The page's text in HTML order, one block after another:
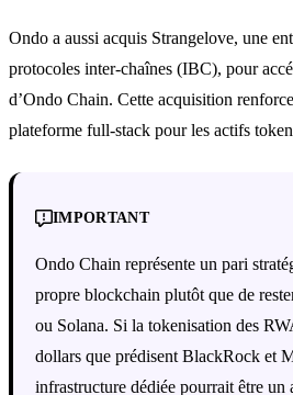
Ondo a aussi acquis Strangelove, une
protocoles inter-chaînes (IBC), pour
d’Ondo Chain. Cette acquisition
plateforme full-stack pour les actifs
IMPORTANT
Ondo Chain représente un pari
propre blockchain plutôt que de
ou Solana. Si la tokenisation des
dollars que prédisent BlackRock et
infrastructure dédiée pourrait être un